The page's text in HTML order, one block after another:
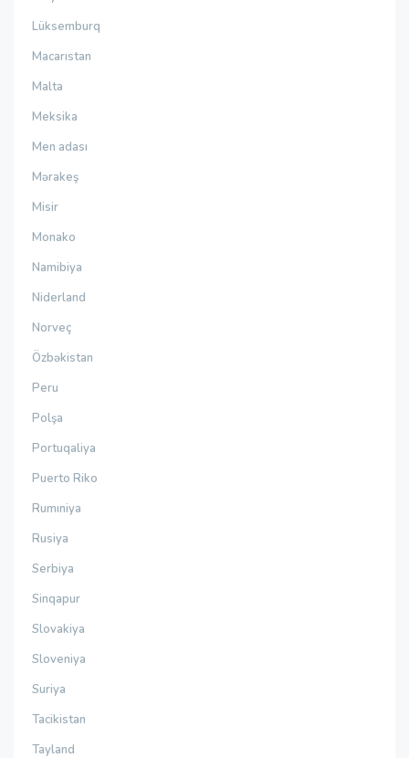
Lüksemburq
Macarıstan
Malta
Meksika
Men adası
Mərakeş
Misir
Monako
Namibiya
Niderland
Norveç
Özbəkistan
Peru
Polşa
Portuqaliya
Puerto Riko
Rumıniya
Rusiya
Serbiya
Sinqapur
Slovakiya
Sloveniya
Suriya
Tacikistan
Tayland